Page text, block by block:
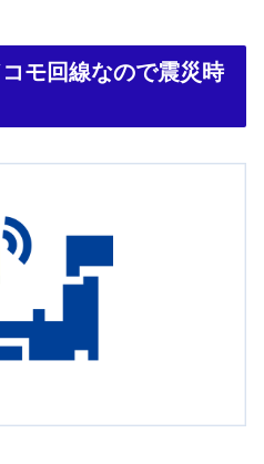
モ回線なので震災時